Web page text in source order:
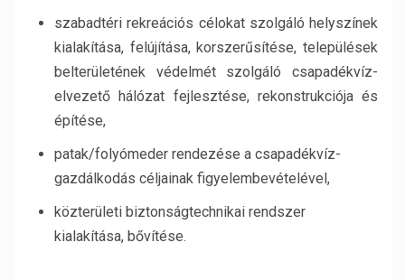
szabadtéri rekreációs célokat szolgáló helyszínek
kialakítása, felújítása, korszerűsítése, települések
belterületének védelmét szolgáló csapadékvíz-
elvezető hálózat fejlesztése, rekonstrukciója és
építése,
patak/folyómeder rendezése a csapadékvíz-
gazdálkodás céljainak figyelembevételével,
közterületi biztonságtechnikai rendszer
kialakítása, bővítése.